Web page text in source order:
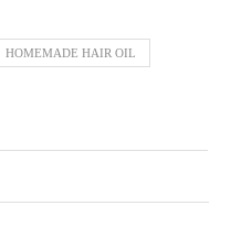
HOMEMADE HAIR OIL